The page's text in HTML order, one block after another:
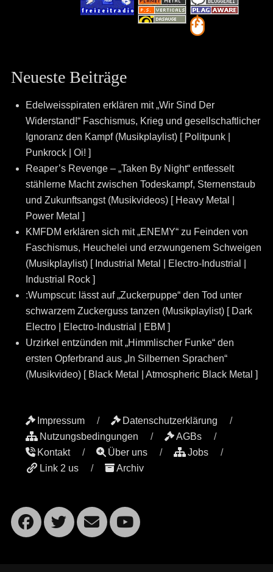
Neueste Beiträge
Edelweisspiraten erklären mit „Wir Sind Der
Widerstand!“ Faschismus, Krieg und gesellschaftlicher
Ignoranz den Kampf (Musikplaylist) [ Politpunk |
Punkrock | Oi! ]
Reaper’s Revenge – „Taken By Night“ entfesselt
stählerne Macht zwischen Todeskampf, Sternenstaub
und Zukunftsangst (Musikvideos) [ Heavy Metal |
Power Metal ]
KMFDM erklären sich mit „ENEMY“ zu Feinden von
Faschismus, Heuchelei und erzwungenem Schweigen
(Musikplaylist) [ Industrial Metal | Electro-Industrial |
Industrial Rock ]
:Wumpscut: lässt auf „Zuckerpuppe“ den Tod unter
schwarzem Zuckerguss tanzen (Musikplaylist) [ Dark
Electro | Electro-Industrial | EBM ]
Urzirkel entzünden mit „Himmlischer Funke“ den
ersten Opferbrand aus „In Silbernen Sprachen“
(Musikvideo) [ Black Metal | Atmospheric Black Metal ]
Impressum
Datenschutzerklärung
Nutzungsbedingungen
AGBs
Kontakt
Über uns
Jobs
Link 2 us
Archiv
Facebook
Twitter
EmailYouTube